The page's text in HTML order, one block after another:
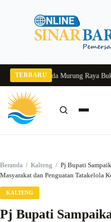
TERBARU
Pj Sekda Murung Raya Buka
Beranda / Kalteng / Pj Bupati
Masyarakat dan Penguatan Tatakelola
KALTENG
Pj Bupati